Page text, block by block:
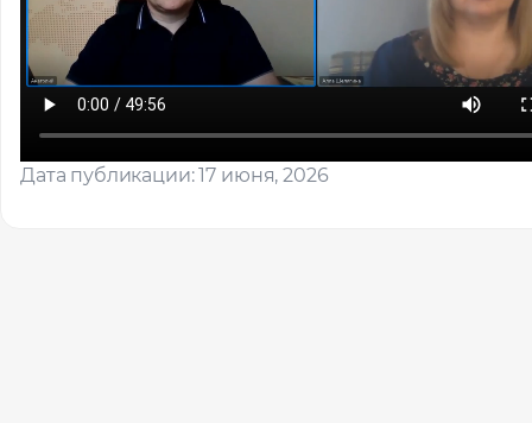
Дата публикации: 17 июня, 2026